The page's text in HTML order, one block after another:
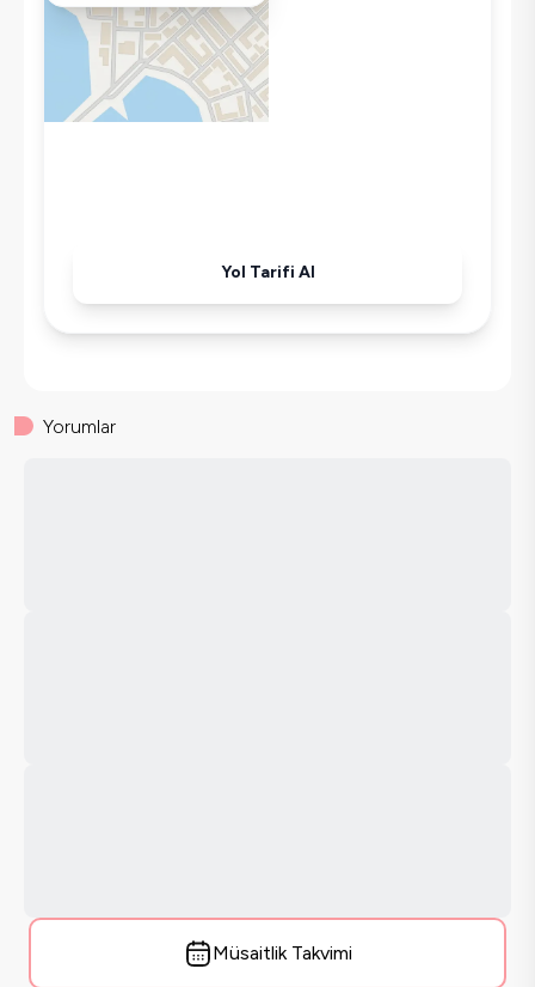
Kettle
Korunaklı Havuz
Havuz-Bahçe Bakımı
Yol Tarifi Al
Yorumlar
Müsaitlik Takvimi